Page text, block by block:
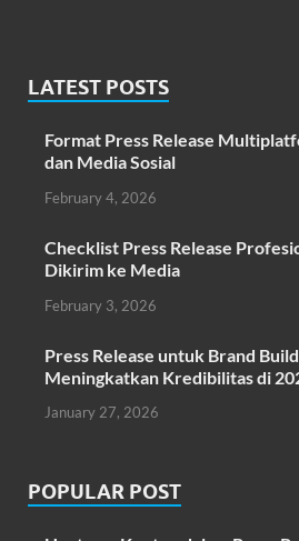
LATEST POSTS
Format Press Release
dan Media Sosial
February 4, 2026
Checklist Press Release
Dikirim ke Media
February 3, 2026
Press Release untuk Brand
Meningkatkan Kredibilitas di
January 27, 2026
POPULAR POST